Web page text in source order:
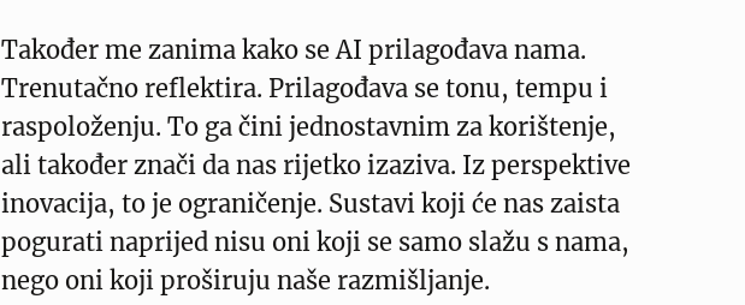
Također me zanima kako se AI prilagođava nama.
Trenutačno reflektira. Prilagođava se tonu, tempu i
raspoloženju. To ga čini jednostavnim za korištenje,
ali također znači da nas rijetko izaziva. Iz perspektive
inovacija, to je ograničenje. Sustavi koji će nas zaista
pogurati naprijed nisu oni koji se samo slažu s nama,
nego oni koji proširuju naše razmišljanje.